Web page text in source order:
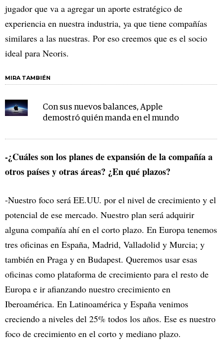
jugador que va a agregar un aporte estratégico de
experiencia en nuestra industria, ya que tiene compañías
similares a las nuestras. Por eso creemos que es el socio
ideal para Neoris.
MIRA TAMBIÉN
Con sus nuevos balances, Apple
demostró quién manda en el mundo
-¿Cuáles son los planes de expansión de la compañía a
otros países y otras áreas? ¿En qué plazos?
-Nuestro foco será EE.UU. por el nivel de crecimiento y el
potencial de ese mercado. Nuestro plan será adquirir
alguna compañía ahí en el corto plazo. En Europa tenemos
tres oficinas en España, Madrid, Valladolid y Murcia; y
también en Praga y en Budapest. Queremos usar esas
oficinas como plataforma de crecimiento para el resto de
Europa e ir afianzando nuestro crecimiento en
Iberoamérica. En Latinoamérica y España venimos
creciendo a niveles del 25% todos los años. Ese es nuestro
foco de crecimiento en el corto y mediano plazo.